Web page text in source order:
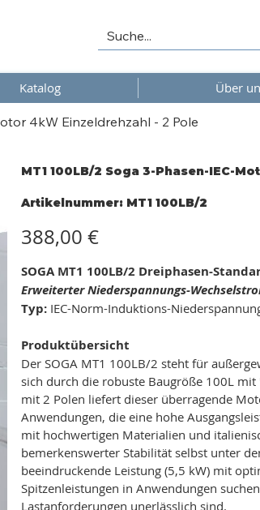
Katalog Über
4kW Einzeldrehzahl - 2 Pole
MT1 100LB/2 Soga 3-Phasen-IEC-
Artikelnummer: Artikelnummer:
MT1
MT1 100LB/2
388,00 €
SOGA MT1 100LB/2 Dreiphasen-
Erweiterter Niederspannungs-
Typ: IEC-Norm-Induktions-
Produktübersicht
Der SOGA MT1 100LB/2 steht für
sich durch die robuste Baugröße 100L
mit 2 Polen liefert dieser überragende
Anwendungen, die eine hohe
mit hochwertigen Materialien und
bemerkenswerter Stabilität selbst unter
beeindruckende Leistung (5,5 kW) mit
Spitzenleistungen in Anwendungen
Lastanforderungen unerlässlich sind.